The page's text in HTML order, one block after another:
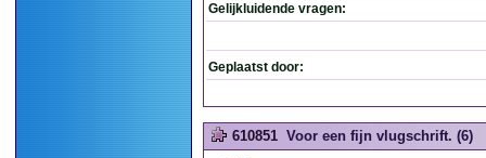
Gelijkluidende vragen:
Geplaatst door:
610851 Voor een fijn vlugschrift. (6)